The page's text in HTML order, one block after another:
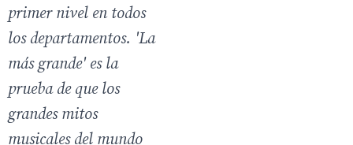
primer nivel en todos
los departamentos. 'La
más grande' es la
prueba de que los
grandes mitos
musicales del mundo